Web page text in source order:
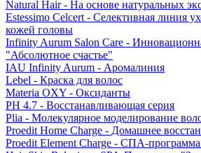
Natural Hair - На основе натуральных
Estessimo Celcert - Селективная линия
кожей головы
Infinity Aurum Salon Care -
"Абсолютное счастье"
IAU Infinity Aurum - Аромалиния
Lebel - Краска для волос
Materia OXY - Оксиданты
PH 4.7 - Восстанавливающая серия
Plia - Молекулярное моделирование
Proedit Home Charge - Домашнее
Proedit Element Charge - СПА-